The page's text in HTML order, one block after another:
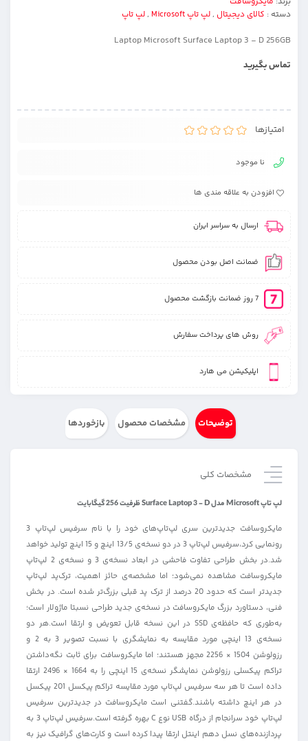
دسته : کالای دیجیتال ,لپ تاپ Microsoft ,لپ تاپ
Laptop Microsoft Surface Laptop 3 - D 256GB
تماس بگیرید
امتیازها
نا موجود
افزودن به علاقه مندی ها
ارسال به سراسر ایران
ضمانت اصل بودن محصول
7 روز ضمانت بازگشت محصول
روش های پرداخت سفارش
اپلیکیشن می هارد
توضیحات مشخصات محصول بازخوردها
مشخصات کلی
لپ تاپ Microsoft مدل Surface Laptop 3 - D ظرفیت 256 گیگابایت
مایکروسافت جدیدترین سری لپ‌تاپ‌های خود را با نام سرفیس لپ‌تاپ 3
رونمایی کرد،سرفیس لپ‌تاپ 3 در دو نسخه‌ی 13/5 اینچ و 15 اینچ تولید خواهد
شد.در بخش طراحی تفاوت فاحشی در ابعاد نسخه‌ی 3 و نسخه‌ی 2 لپ‌تاپ
مایکروسافت مشاهده نمی‌شود؛ اما مشخصه‌ی حائز اهمیت، ترک‌پد لپ‌تاپ
جدیدتر است که حدود 20 درصد از ترک پد قبلی بزرگ‌تر شده است. در بخش
فنی، دستاورد بزرگ مایکروسافت در نسخه‌ی جدید طراحی نسبتا ماژولار است؛
به‌طوری که حافظه‌ی SSD در این نسخه قابل تعویض و ارتقا است.هر دو
نسخه‌ی 13 اینچی مورد مقایسه به نمایشگری با نسبت تصویر 3 به 2 و
رزولوشن 1504 × 2256 مجهز هستند؛ اما مایکروسافت برای ثابت نگه‌داشتن
تراکم پیکسلی رزولوشن نمایشگر نسخه‌ی 15 اینچی را به 1664 × 2496 ارتقا
داده است تا هر سه سرفیس لپ‌تاپ مورد مقایسه تراکم پیکسل 201 پیکسل
در هر اینچ داشته باشند.گفتنی است مایکروسافت در جدیدترین سرفیس
لپ‌تاپ خود سرانجام از درگاه USB نوع C بهره گرفته است.سرفیس لپ‌تاپ 3 به
پردازنده‌های نسل دهم اینتل ارتقا پیدا کرده است و کارت‌های گرافیک نیز به